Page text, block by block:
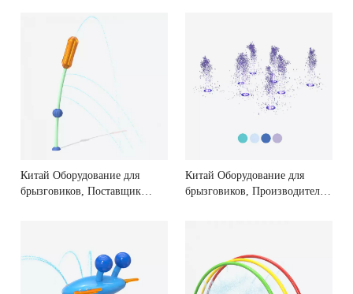
оборудованием для
разбрызгивания
Китай Оборудование для
брызговиков, Поставщик
Китай Оборудование для
брызговиков, Производители